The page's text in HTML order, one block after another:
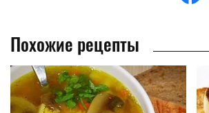
Похожие рецепты